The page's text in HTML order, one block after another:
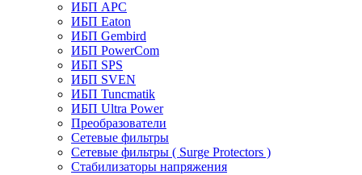
ИБП APC
ИБП Eaton
ИБП Gembird
ИБП PowerCom
ИБП SPS
ИБП SVEN
ИБП Tuncmatik
ИБП Ultra Power
Преобразователи
Сетевые фильтры
Сетевые фильтры ( Surge Protectors )
Стабилизаторы напряжения